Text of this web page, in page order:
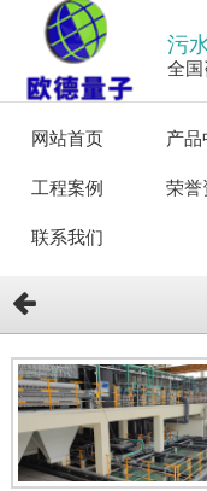
污
全国
网站首页 产品
工程案例 荣誉
联系我们